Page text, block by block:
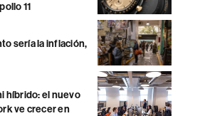
11
sería la inflación,
híbrido: el nuevo
ve crecer en